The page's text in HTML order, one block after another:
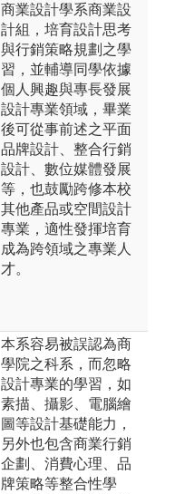
商業設計學系商業設
計組，培育設計思考
與行銷策略規劃之學
習，並輔導同學依據
個人興趣與專長發展
設計專業領域，畢業
後可從事前述之平面
品牌設計、整合行銷
設計、數位媒體發展
等，也鼓勵跨修本校
其他產品或空間設計
專業，適性發揮培育
成為跨領域之專業人
才。
本系容易被誤認為商
學院之科系，而忽略
設計專業的學習，如
素描、攝影、電腦繪
圖等設計基礎能力，
另外也包含商業行銷
企劃、消費心理、品
牌策略等整合性學